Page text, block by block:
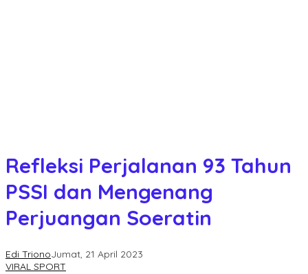
Refleksi Perjalanan 93 Tahun
PSSI dan Mengenang
Perjuangan Soeratin
Edi TrionoJumat, 21 April 2023
VIRAL SPORT